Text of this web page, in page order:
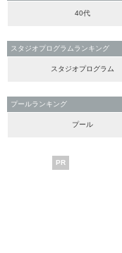
40代
スタジオプログラムランキング
スタジオプログラム
プールランキング
プール
PR